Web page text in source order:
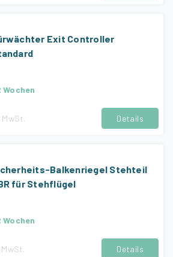
Exit Controller
Wochen
MwSt. Details
Balkenriegel Stehteil
für Stehflügel
Wochen
MwSt. Details